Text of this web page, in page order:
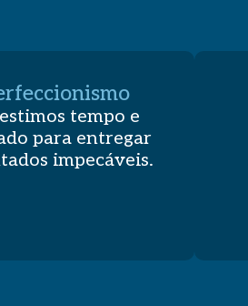
tempo e
para entregar
impecáveis.